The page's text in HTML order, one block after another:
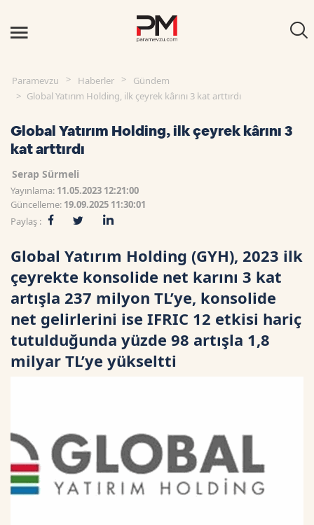
Paramevzu Haberler
Gündem
Global Yatırım Holding, ilk çeyrek kârını 3 kat arttırdı
Global Yatırım Holding, ilk çeyrek kârını 3
kat arttırdı
Serap Sürmeli
Yayınlama: 11.05.2023 12:21:00
Güncelleme: 19.09.2025 11:30:01
Paylaş :
Global Yatırım Holding (GYH), 2023 ilk
çeyrekte konsolide net karını 3 kat
artışla 237 milyon TL’ye, konsolide
net gelirlerini ise IFRIC 12 etkisi hariç
tutulduğunda yüzde 98 artışla 1,8
milyar TL’ye yükseltti